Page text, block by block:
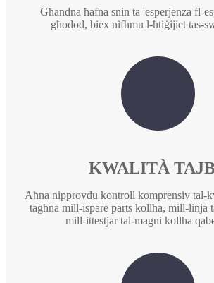
Għandna ħafna snin ta 'esperjenza fl-
għodod, biex nifhmu l-ħtiġijiet tas-
KWALITÀ
Aħna nipprovdu kontroll komprensiv tal-
tagħna mill-ispare parts kollha, mill-linja
mill-ittestjar tal-magni kollha